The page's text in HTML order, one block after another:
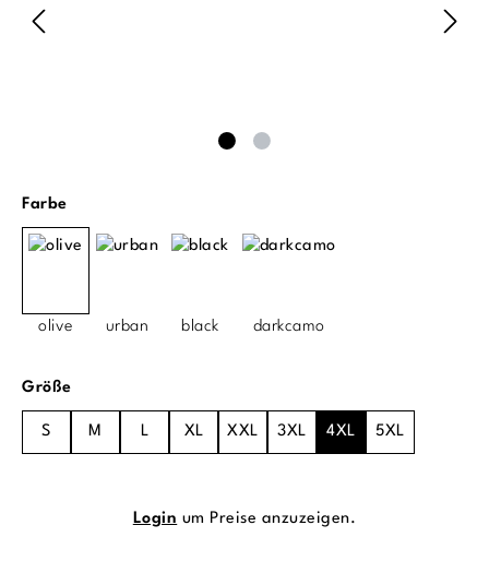
Farbeauswählen
olive urban black darkcamo
Größeauswählen
S M L XL XXL 3XL 4XL 5XL
Login um Preise anzuzeigen.